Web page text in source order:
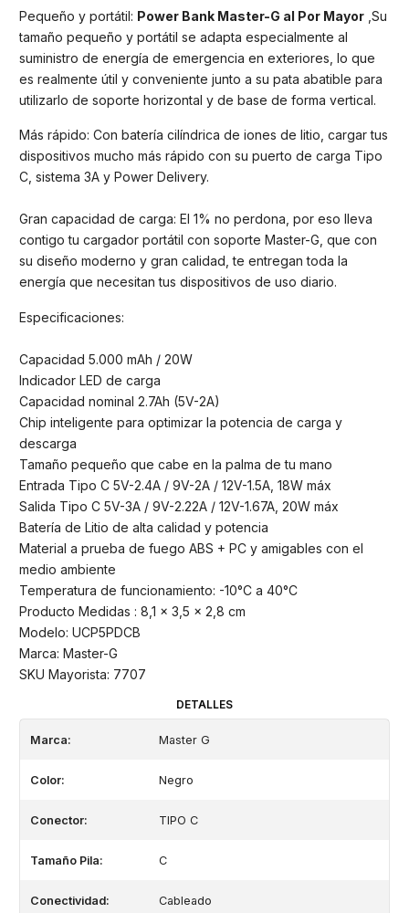
Pequeño y portátil: Power Bank Master-G al Por Mayor ,Su
tamaño pequeño y portátil se adapta especialmente al
suministro de energía de emergencia en exteriores, lo que
es realmente útil y conveniente junto a su pata abatible para
utilizarlo de soporte horizontal y de base de forma vertical.
Más rápido: Con batería cilíndrica de iones de litio, cargar tus
dispositivos mucho más rápido con su puerto de carga Tipo
C, sistema 3A y Power Delivery.
Gran capacidad de carga: El 1% no perdona, por eso lleva
contigo tu cargador portátil con soporte Master-G, que con
su diseño moderno y gran calidad, te entregan toda la
energía que necesitan tus dispositivos de uso diario.
Especificaciones:
Capacidad 5.000 mAh / 20W
Indicador LED de carga
Capacidad nominal 2.7Ah (5V-2A)
Chip inteligente para optimizar la potencia de carga y
descarga
Tamaño pequeño que cabe en la palma de tu mano
Entrada Tipo C 5V-2.4A / 9V-2A / 12V-1.5A, 18W máx
Salida Tipo C 5V-3A / 9V-2.22A / 12V-1.67A, 20W máx
Batería de Litio de alta calidad y potencia
Material a prueba de fuego ABS + PC y amigables con el
medio ambiente
Temperatura de funcionamiento: -10°C a 40°C
Producto Medidas : 8,1 x 3,5 x 2,8 cm
Modelo: UCP5PDCB
Marca: Master-G
SKU Mayorista: 7707
DETALLES
Marca: Master G
Color: Negro
Conector: TIPO C
Tamaño Pila: C
Conectividad: Cableado